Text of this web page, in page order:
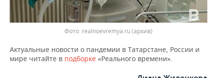
Фото: realnoevremya.ru (архив)
Актуальные новости о пандемии в Татарстане, России и
мире читайте в подборке «Реального времени».